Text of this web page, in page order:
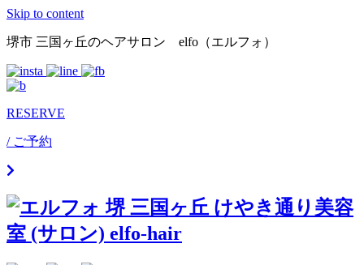
Skip to content
堺市 三国ヶ丘のヘアサロン elfo（エルフォ）
RESERVE
/ ご予約